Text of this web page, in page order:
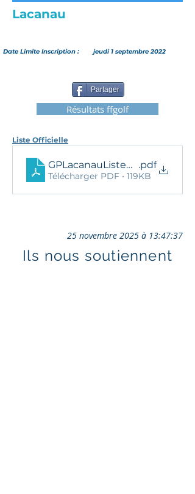
Lacanau
Date Limite Inscription : jeudi 1 septembre 2022
Partager
Résultats ffgolf
Liste Officielle
GPLacanauListeOfficielle22
.pdf
Télécharger PDF • 119KB
25 novembre 2025 à 13:47:37
Ils nous soutiennent